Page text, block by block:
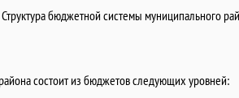
Структура бюджетной системы муниципального
состоит из бюджетов следующих уровней: